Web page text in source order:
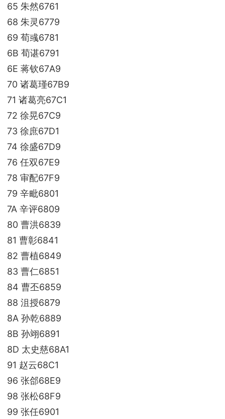
65 朱然6761
68 朱灵6779
69 荀彧6781
6B 荀谌6791
6E 蒋钦67A9
70 诸葛瑾67B9
71 诸葛亮67C1
72 徐晃67C9
73 徐庶67D1
74 徐盛67D9
76 任双67E9
78 审配67F9
79 辛毗6801
7A 辛评6809
80 曹洪6839
81 曹彰6841
82 曹植6849
83 曹仁6851
84 曹丕6859
88 沮授6879
8A 孙乾6889
8B 孙翊6891
8D 太史慈68A1
91 赵云68C1
96 张郃68E9
98 张松68F9
99 张任6901